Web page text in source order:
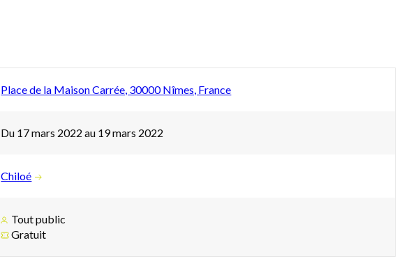
Place de la Maison Carrée, 30000 Nîmes, France
Du 17 mars 2022 au 19 mars 2022
Chiloé
Tout public
Gratuit